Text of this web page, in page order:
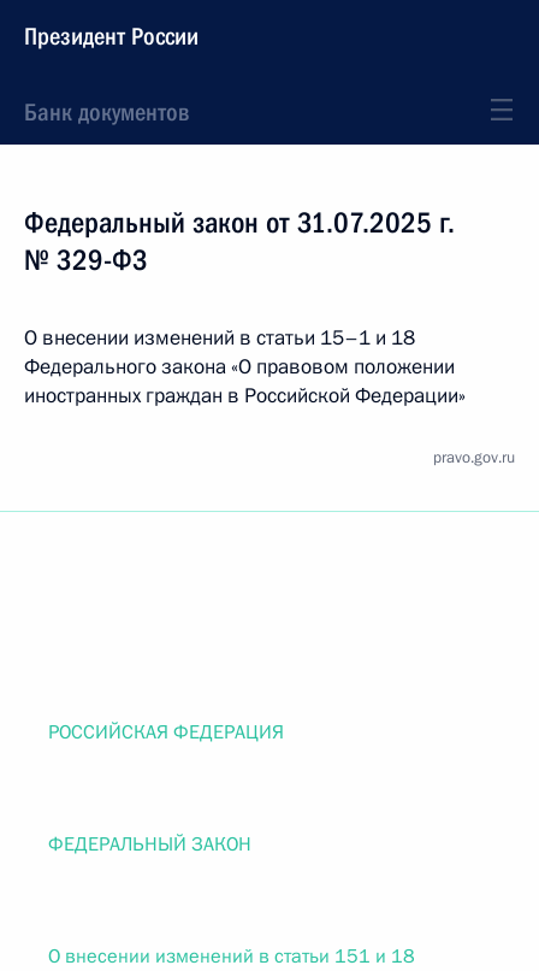
Президент России
Банк документов
Федеральный закон от 31.07.2025 г.
№ 329-ФЗ
О внесении изменений в статьи 15–1 и 18
Федерального закона «О правовом положении
иностранных граждан в Российской Федерации»
pravo.gov.ru
РОССИЙСКАЯ ФЕДЕРАЦИЯ
ФЕДЕРАЛЬНЫЙ ЗАКОН
О внесении изменений в статьи 151 и 18